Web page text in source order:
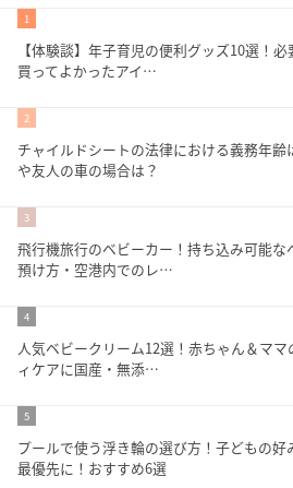
1
【体験談】年子育児の便利グッズ10選！必
買ってよかったアイ…
2
チャイルドシートの法律における義務年齢
や友人の車の場合は？
3
飛行機旅行のベビーカー！持ち込み可能な
預け方・空港内でのレ…
4
人気ベビークリーム12選！赤ちゃん＆マ
ィケアに国産・無添…
5
プールで使う浮き輪の選び方！子どもの好
最優先に！おすすめ6選